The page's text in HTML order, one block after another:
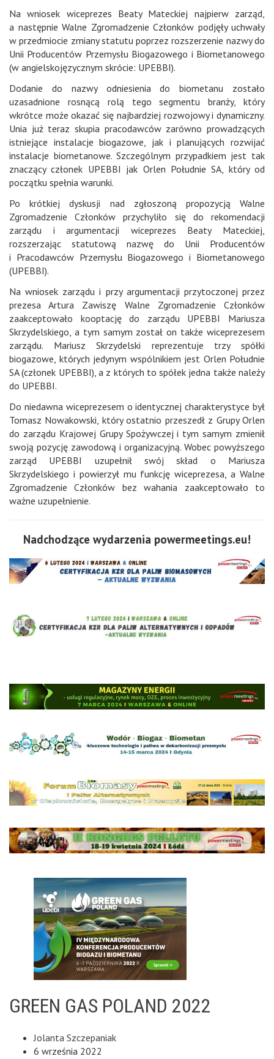
Na wniosek wiceprezes Beaty Mateckiej najpierw zarząd,
a następnie Walne Zgromadzenie Członków podjęły uchwały
w przedmiocie zmiany statutu poprzez rozszerzenie nazwy do
Unii Producentów Przemysłu Biogazowego i Biometanowego
(w angielskojęzycznym skrócie: UPEBBI).
Dodanie do nazwy odniesienia do biometanu zostało
uzasadnione rosnącą rolą tego segmentu branży, który
wkrótce może okazać się najbardziej rozwojowy i dynamiczny.
Unia już teraz skupia pracodawców zarówno prowadzących
istniejące instalacje biogazowe, jak i planujących rozwijać
instalacje biometanowe. Szczególnym przypadkiem jest tak
znaczący członek UPEBBI jak Orlen Południe SA, który od
początku spełnia warunki.
Po krótkiej dyskusji nad zgłoszoną propozycją Walne
Zgromadzenie Członków przychyliło się do rekomendacji
zarządu i argumentacji wiceprezes Beaty Mateckiej,
rozszerzając statutową nazwę do Unii Producentów
i Pracodawców Przemysłu Biogazowego i Biometanowego
(UPEBBI).
Na wniosek zarządu i przy argumentacji przytoczonej przez
prezesa Artura Zawiszę Walne Zgromadzenie Członków
zaakceptowało kooptację do zarządu UPEBBI Mariusza
Skrzydelskiego, a tym samym został on także wiceprezesem
zarządu. Mariusz Skrzydelski reprezentuje trzy spółki
biogazowe, których jedynym wspólnikiem jest Orlen Południe
SA (członek UPEBBI), a z których to spółek jedna także należy
do UPEBBI.
Do niedawna wiceprezesem o identycznej charakterystyce był
Tomasz Nowakowski, który ostatnio przeszedł z Grupy Orlen
do zarządu Krajowej Grupy Spożywczej i tym samym zmienił
swoją pozycję zawodową i organizacyjną. Wobec powyższego
zarząd UPEBBI uzupełnił swój skład o Mariusza
Skrzydelskiego i powierzył mu funkcję wiceprezesa, a Walne
Zgromadzenie Członków bez wahania zaakceptowało to
ważne uzupełnienie.
Nadchodzące wydarzenia powermeetings.eu!
GREEN GAS POLAND 2022
Jolanta Szczepaniak
6 września 2022